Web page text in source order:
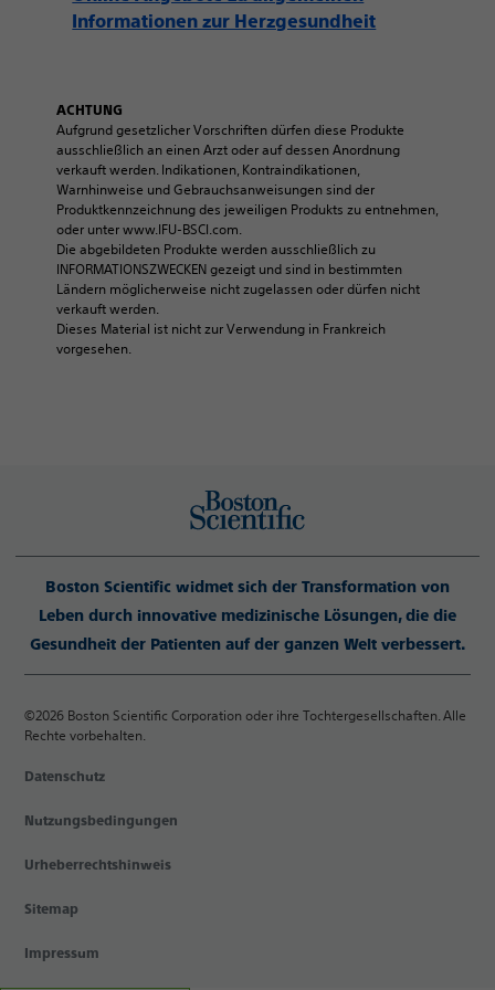
Informationen zur Herzgesundheit
ACHTUNG
Aufgrund gesetzlicher Vorschriften dürfen diese Produkte
ausschließlich an einen Arzt oder auf dessen Anordnung
verkauft werden. Indikationen, Kontraindikationen,
Warnhinweise und Gebrauchsanweisungen sind der
Produktkennzeichnung des jeweiligen Produkts zu entnehmen,
oder unter www.IFU-BSCI.com.
Die abgebildeten Produkte werden ausschließlich zu
INFORMATIONSZWECKEN gezeigt und sind in bestimmten
Ländern möglicherweise nicht zugelassen oder dürfen nicht
verkauft werden.
Dieses Material ist nicht zur Verwendung in Frankreich
vorgesehen.
Boston Scientific widmet sich der Transformation von
Leben durch innovative medizinische Lösungen, die die
Gesundheit der Patienten auf der ganzen Welt verbessert.
©2026 Boston Scientific Corporation oder ihre Tochtergesellschaften. Alle
Rechte vorbehalten.
Datenschutz
Nutzungsbedingungen
Urheberrechtshinweis
Sitemap
Impressum